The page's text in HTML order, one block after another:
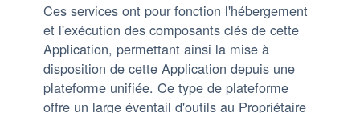
Ces services ont pour fonction l'hébergement
et l'exécution des composants clés de cette
Application, permettant ainsi la mise à
disposition de cette Application depuis une
plateforme unifiée. Ce type de plateforme
offre un large éventail d'outils au Propriétaire